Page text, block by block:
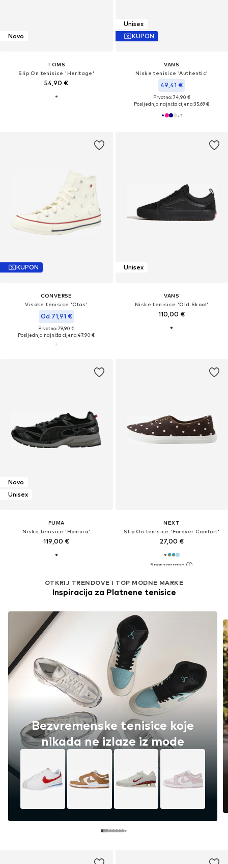
Novo
TOMS
Slip On tenisice 'Heritage'
54,90 €
Unisex
KUPON
VANS
Niske tenisice 'Authentic'
49,41 €
Prvotno: 74,90 €
Posljednja najniža cijena:35,69 €
+1
KUPON
CONVERSE
Visoke tenisice 'Ctas'
Od 71,91 €
Prvotno: 79,90 €
Posljednja najniža cijena:47,90 €
Unisex
VANS
Niske tenisice 'Old Skool'
110,00 €
Novo
Unisex
PUMA
Niske tenisice 'Homura'
119,00 €
NEXT
Slip On tenisice 'Forever Comfort'
27,00 €
OTKRIJ TRENDOVE I TOP MODNE MARKE
Inspiracija za Platnene tenisice
Bezvremenske tenisice koje
nikada ne izlaze iz mode